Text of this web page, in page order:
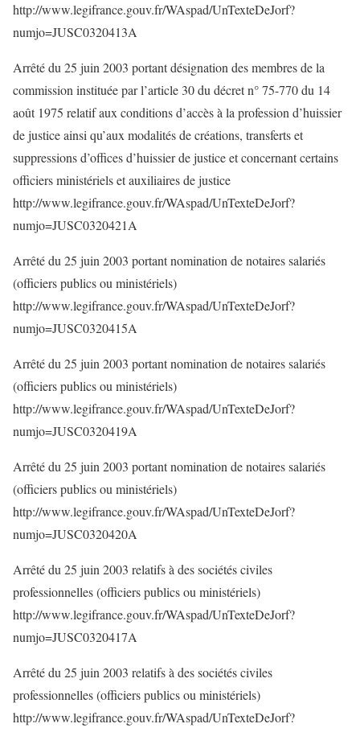
http://www.legifrance.gouv.fr/WAspad/UnTexteDeJorf?
numjo=JUSC0320413A
Arrêté du 25 juin 2003 portant désignation des membres de la
commission instituée par l’article 30 du décret n° 75-770 du 14
août 1975 relatif aux conditions d’accès à la profession d’huissier
de justice ainsi qu’aux modalités de créations, transferts et
suppressions d’offices d’huissier de justice et concernant certains
officiers ministériels et auxiliaires de justice
http://www.legifrance.gouv.fr/WAspad/UnTexteDeJorf?
numjo=JUSC0320421A
Arrêté du 25 juin 2003 portant nomination de notaires salariés
(officiers publics ou ministériels)
http://www.legifrance.gouv.fr/WAspad/UnTexteDeJorf?
numjo=JUSC0320415A
Arrêté du 25 juin 2003 portant nomination de notaires salariés
(officiers publics ou ministériels)
http://www.legifrance.gouv.fr/WAspad/UnTexteDeJorf?
numjo=JUSC0320419A
Arrêté du 25 juin 2003 portant nomination de notaires salariés
(officiers publics ou ministériels)
http://www.legifrance.gouv.fr/WAspad/UnTexteDeJorf?
numjo=JUSC0320420A
Arrêté du 25 juin 2003 relatifs à des sociétés civiles
professionnelles (officiers publics ou ministériels)
http://www.legifrance.gouv.fr/WAspad/UnTexteDeJorf?
numjo=JUSC0320417A
Arrêté du 25 juin 2003 relatifs à des sociétés civiles
professionnelles (officiers publics ou ministériels)
http://www.legifrance.gouv.fr/WAspad/UnTexteDeJorf?